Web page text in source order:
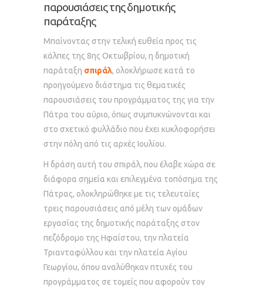
παρουσιάσεις της δημοτικής
παράταξης
Μπαίνοντας στην τελική ευθεία προς τις
κάλπες της 8ης Οκτωβρίου, η δημοτική
παράταξη σπιράλ, ολοκλήρωσε κατά το
προηγούμενο διάστημα τις θεματικές
παρουσιάσεις του προγράμματος της για την
Πάτρα του αύριο, όπως συμπυκνώνονται και
στο σχετικό φυλλάδιο που έχει κυκλοφορήσει
στην πόλη από τις αρχές Ιουλίου.
Η δράση αυτή του σπιράλ, που έλαβε χώρα σε
διάφορα σημεία και επιλεγμένα τοπόσημα της
Πάτρας, ολοκληρώθηκε με τις τελευταίες
τρεις παρουσιάσεις από μέλη των ομάδων
εργασίας της δημοτικής παράταξης στον
πεζόδρομο της Ηφαίστου, την πλατεία
Τριανταφύλλου και την πλατεία Αγίου
Γεωργίου, όπου αναλύθηκαν πτυχές του
προγράμματος σε τομείς που αφορούν τον